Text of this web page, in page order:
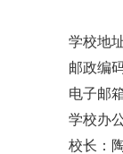
学校地
邮政编
电子邮
学校办
校长：